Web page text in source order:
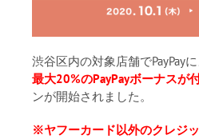
渋谷区内の対象店舗でPayPay
最大20%のPayPayボーナスが
ンが開始されました。
※ヤフーカード以外のクレジ